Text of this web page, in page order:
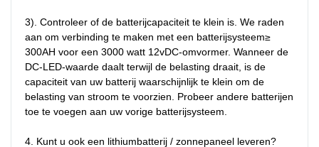
3). Controleer of de batterijcapaciteit te klein is. We raden
aan om verbinding te maken met een batterijsysteem≥
300AH voor een 3000 watt 12vDC-omvormer. Wanneer de
DC-LED-waarde daalt terwijl de belasting draait, is de
capaciteit van uw batterij waarschijnlijk te klein om de
belasting van stroom te voorzien. Probeer andere batterijen
toe te voegen aan uw vorige batterijsysteem.
4. Kunt u ook een lithiumbatterij / zonnepaneel leveren?